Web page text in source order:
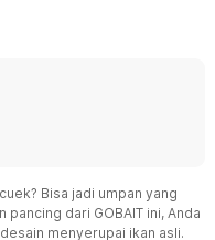
Bisa jadi umpan yang
dari GOBAIT ini, Anda
menyerupai ikan asli.